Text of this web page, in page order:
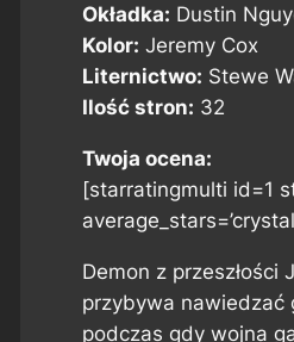
Okładka: Dustin
Kolor: Jeremy Cox
Liternictwo: Stewe
Ilość stron: 32
Twoja ocena:
[starratingmulti id=1
Demon z przeszłości
przybywa nawiedzać
podczas gdy wojna